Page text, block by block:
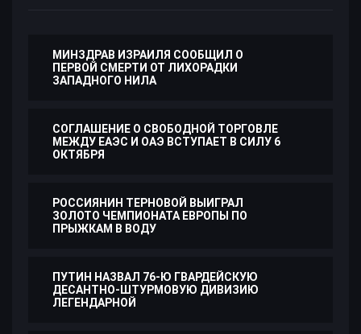
МИНЗДРАВ ИЗРАИЛЯ СООБЩИЛ О
ПЕРВОЙ СМЕРТИ ОТ ЛИХОРАДКИ
ЗАПАДНОГО НИЛА
СОГЛАШЕНИЕ О СВОБОДНОЙ ТОРГОВЛЕ
МЕЖДУ ЕАЭС И ОАЭ ВСТУПАЕТ В СИЛУ 6
ОКТЯБРЯ
РОССИЯНИН ТЕРНОВОЙ ВЫИГРАЛ
ЗОЛОТО ЧЕМПИОНАТА ЕВРОПЫ ПО
ПРЫЖКАМ В ВОДУ
ПУТИН НАЗВАЛ 76-Ю ГВАРДЕЙСКУЮ
ДЕСАНТНО-ШТУРМОВУЮ ДИВИЗИЮ
ЛЕГЕНДАРНОЙ